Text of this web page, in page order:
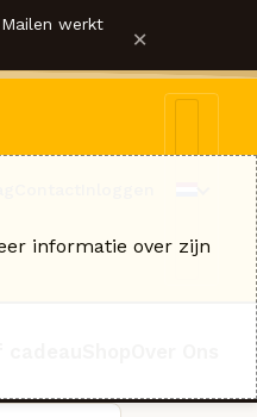
werkt ×
informatie over zijn